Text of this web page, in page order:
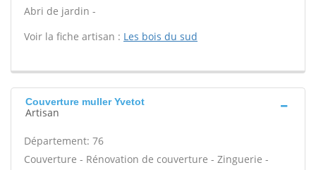
Abri de jardin -
Voir la fiche artisan : Les bois du sud
Couverture muller Yvetot
Artisan
Département: 76
Couverture - Rénovation de couverture - Zinguerie -